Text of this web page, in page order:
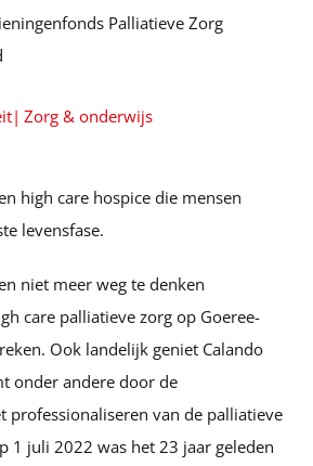
Palliatieve Zorg
Zorg & onderwijs
high care hospice die mensen
levensfase.
niet meer weg te denken
care palliatieve zorg op Goeree-
Ook landelijk geniet Calando
onder andere door de
professionaliseren van de palliatieve
1 juli 2022 was het 23 jaar geleden